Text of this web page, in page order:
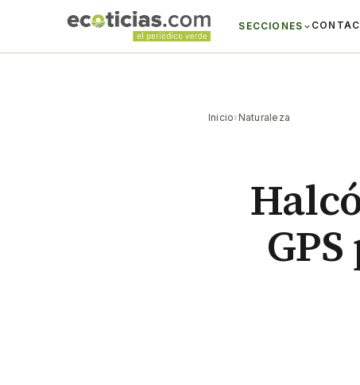
SECCIONES
Inicio› Naturaleza